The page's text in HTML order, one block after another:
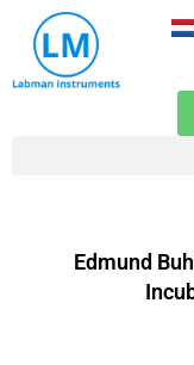
naar
Edmund